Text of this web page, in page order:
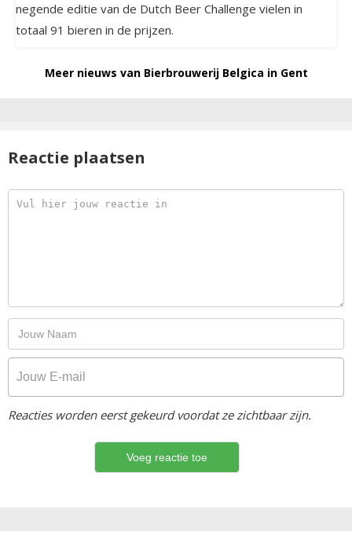
negende editie van de Dutch Beer Challenge vielen in
totaal 91 bieren in de prijzen.
Meer nieuws van Bierbrouwerij Belgica in Gent
Reactie plaatsen
Reacties worden eerst gekeurd voordat ze zichtbaar zijn.